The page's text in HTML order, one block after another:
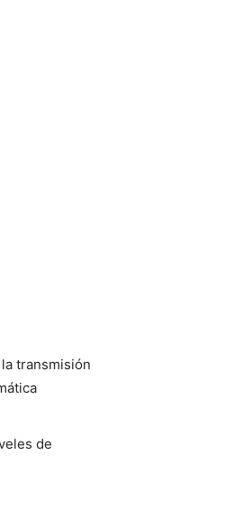
transmisión
de